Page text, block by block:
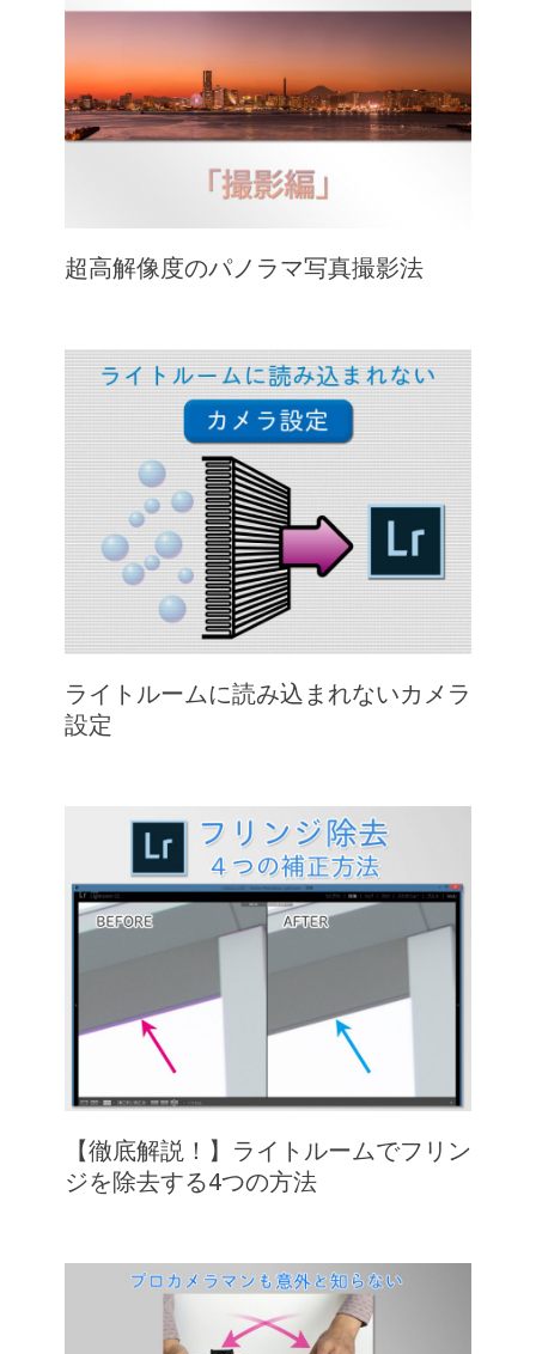
超高解像度のパノラマ写真撮影法
ライトルームに読み込まれないカメラ
設定
【徹底解説！】ライトルームでフリン
ジを除去する4つの方法